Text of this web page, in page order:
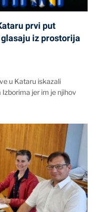
prvi put
iz prostorija
u Kataru iskazali
jer im je njihov